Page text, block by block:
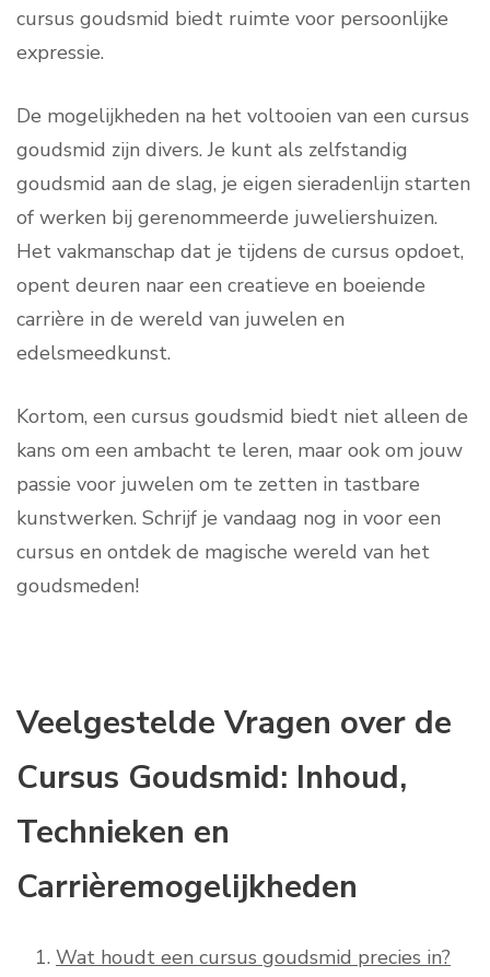
cursus goudsmid biedt ruimte voor persoonlijke
expressie.
De mogelijkheden na het voltooien van een cursus
goudsmid zijn divers. Je kunt als zelfstandig
goudsmid aan de slag, je eigen sieradenlijn starten
of werken bij gerenommeerde juweliershuizen.
Het vakmanschap dat je tijdens de cursus opdoet,
opent deuren naar een creatieve en boeiende
carrière in de wereld van juwelen en
edelsmeedkunst.
Kortom, een cursus goudsmid biedt niet alleen de
kans om een ambacht te leren, maar ook om jouw
passie voor juwelen om te zetten in tastbare
kunstwerken. Schrijf je vandaag nog in voor een
cursus en ontdek de magische wereld van het
goudsmeden!
Veelgestelde Vragen over de
Cursus Goudsmid: Inhoud,
Technieken en
Carrièremogelijkheden
Wat houdt een cursus goudsmid precies in?